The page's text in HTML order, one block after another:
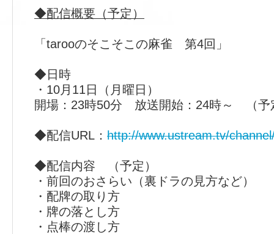
◆配信概要（予定）
「tarooのそこそこの麻雀 第4回」
◆日時
・10月11日（月曜日）
開場：23時50分 放送開始：24時～ （予
◆配信URL： http://www.ustream.tv/
◆配信内容 （予定）
・前回のおさらい（裏ドラの見方など）
・配牌の取り方
・牌の落とし方
・点棒の渡し方